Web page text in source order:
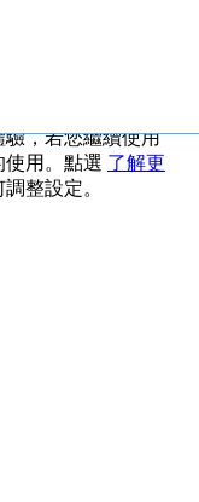
驗，若您繼續使用
使用。點選 了解更
整設定。